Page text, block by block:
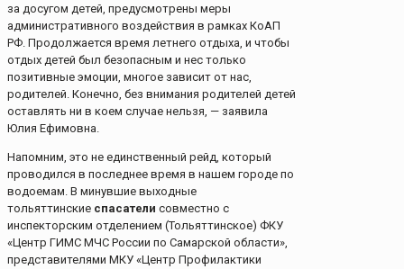
за досугом детей, предусмотрены меры
административного воздействия в рамках КоАП
РФ. Продолжается время летнего отдыха, и чтобы
отдых детей был безопасным и нес только
позитивные эмоции, многое зависит от нас,
родителей. Конечно, без внимания родителей детей
оставлять ни в коем случае нельзя, — заявила
Юлия Ефимовна.
Напомним, это не единственный рейд, который
проводился в последнее время в нашем городе по
водоемам. В минувшие выходные
тольяттинские спасатели совместно с
инспекторским отделением (Тольяттинское) ФКУ
«Центр ГИМС МЧС России по Самарской области»,
представителями МКУ «Центр Профилактики